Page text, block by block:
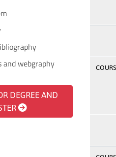
and webgraphy
DEGREE AND